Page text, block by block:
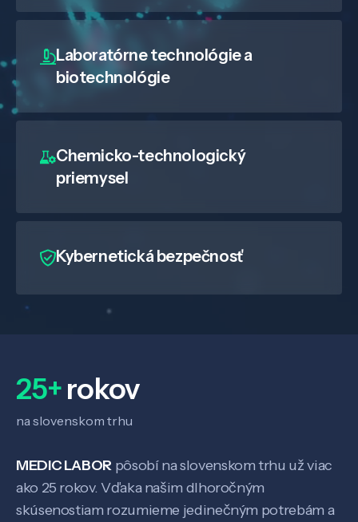
Laboratórne technológie a
biotechnológie
Chemicko-technologický
priemysel
Kybernetická bezpečnosť
25+rokov
na slovenskom trhu
MEDIC LABOR pôsobí na slovenskom trhu už viac
ako 25 rokov. Vďaka našim dlhoročným
skúsenostiam rozumieme jedinečným potrebám a